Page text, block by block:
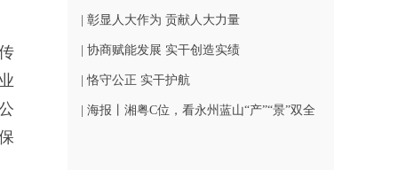
| 彰显人大作为 贡献人大力量
| 协商赋能发展 实干创造实绩
| 恪守公正 实干护航
| 海报丨湘粤C位，看永州蓝山“产”“景”双全